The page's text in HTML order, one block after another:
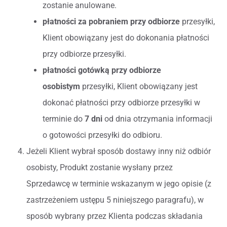
zostanie anulowane.
płatności za pobraniem przy odbiorze przesyłki,
Klient obowiązany jest do dokonania płatności
przy odbiorze przesyłki.
płatności gotówką przy odbiorze
osobistym przesyłki, Klient obowiązany jest
dokonać płatności przy odbiorze przesyłki w
terminie do 7 dni od dnia otrzymania informacji
o gotowości przesyłki do odbioru.
Jeżeli Klient wybrał sposób dostawy inny niż odbiór
osobisty, Produkt zostanie wysłany przez
Sprzedawcę w terminie wskazanym w jego opisie (z
zastrzeżeniem ustępu 5 niniejszego paragrafu), w
sposób wybrany przez Klienta podczas składania